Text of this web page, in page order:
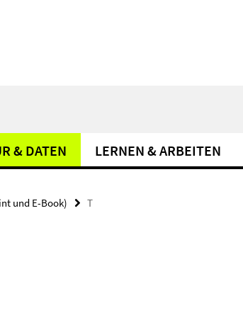
& DATEN LERNEN & ARBEITEN
und E-Book) T